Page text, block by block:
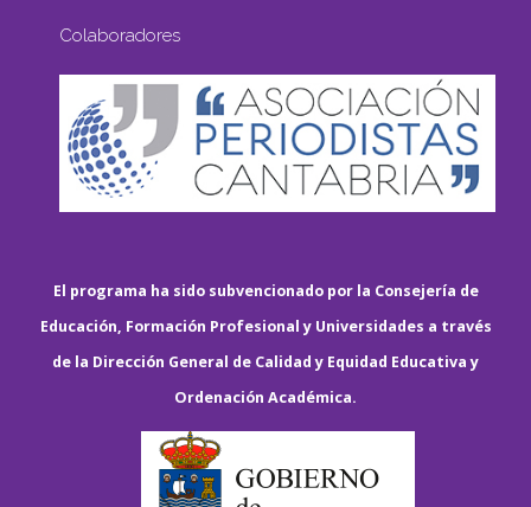
Colaboradores
El programa ha sido subvencionado por la Consejería de
Educación, Formación Profesional y Universidades a través
de la Dirección General de Calidad y Equidad Educativa y
Ordenación Académica.